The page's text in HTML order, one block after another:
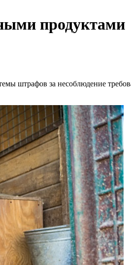
продуктами
штрафов за несоблюдение